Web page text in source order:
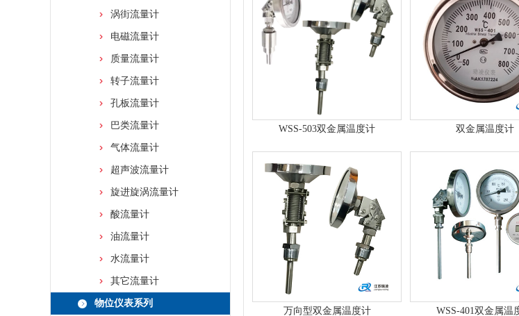
涡街流量计
电磁流量计
质量流量计
转子流量计
孔板流量计
巴类流量计
气体流量计
超声波流量计
旋进旋涡流量计
酸流量计
油流量计
水流量计
其它流量计
物位仪表系列
WSS-503双金属温度计 双金属温度计
万向型双金属温度计 WSS-401双金属温